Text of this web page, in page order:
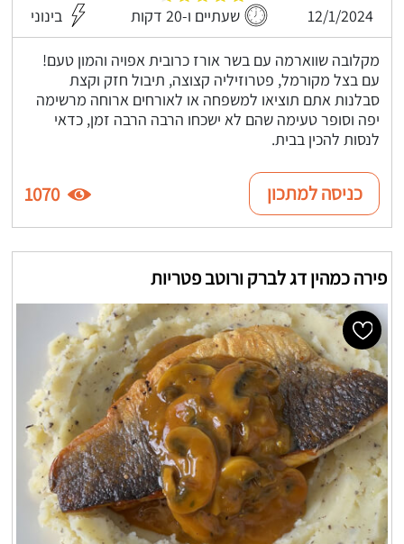
12/1/2024 שעתיים ו-20 דקות בינוני
מקלובה שווארמה עם בשר אורז כרובית אפויה והמון טעם!
עם בצל מקורמל, פטרוזיליה קצוצה, תיבול חזק וקצת
סבלנות אתם תוציאו למשפחה או לאורחים ארוחה מרשימה
יפה וסופר טעימה שהם לא ישכחו הרבה הרבה זמן, כדאי
לנסות להכין בבית.
כניסה למתכון 1070
פירה כמהין דג לברק ורוטב פטריות